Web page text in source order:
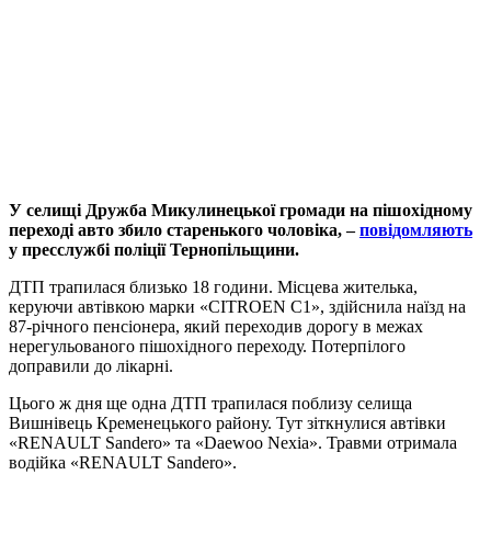
У селищі Дружба Микулинецької громади на пішохідному
переході авто збило старенького чоловіка, –повідомляють
у пресслужбі поліції Тернопільщини.
ДТП трапилася близько 18 години. Місцева жителька,
керуючи автівкою марки «CITROEN C1», здійснила наїзд на
87-річного пенсіонера, який переходив дорогу в межах
нерегульованого пішохідного переходу. Потерпілого
доправили до лікарні.
Цього ж дня ще одна ДТП трапилася поблизу селища
Вишнівець Кременецького району. Тут зіткнулися автівки
«RENAULT Sandero» та «Daewoo Nexia». Травми отримала
водійка «RENAULT Sandero».